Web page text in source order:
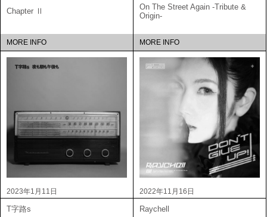
Chapter Ⅱ
MORE INFO
On The Street Again -Tribute &
Origin-
MORE INFO
2023年1月11日
T字路s
2022年11月16日
Raychell